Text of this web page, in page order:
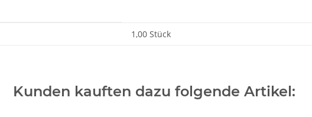
1,00 Stück
Kunden kauften dazu folgende Artikel: